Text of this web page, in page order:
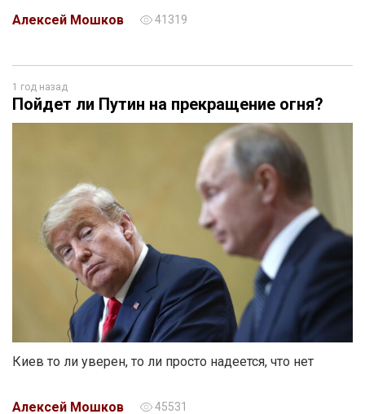
Алексей Мошков
41319
1 год назад
Пойдет ли Путин на прекращение огня?
Киев то ли уверен, то ли просто надеется, что нет
Алексей Мошков 45531